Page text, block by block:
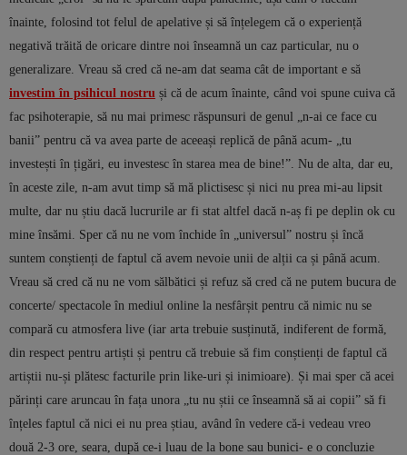
înainte, folosind tot felul de apelative și să înțelegem că o experiență
negativă trăită de oricare dintre noi înseamnă un caz particular, nu o
generalizare. Vreau să cred că ne-am dat seama cât de important e să
investim în psihicul nostru și că de acum înainte, când voi spune cuiva că
fac psihoterapie, să nu mai primesc răspunsuri de genul „n-ai ce face cu
banii” pentru că va avea parte de aceeași replică de până acum- „tu
investești în țigări, eu investesc în starea mea de bine!”. Nu de alta, dar eu,
în aceste zile, n-am avut timp să mă plictisesc și nici nu prea mi-au lipsit
multe, dar nu știu dacă lucrurile ar fi stat altfel dacă n-aș fi pe deplin ok cu
mine însămi. Sper că nu ne vom închide în „universul” nostru și încă
suntem conștienți de faptul că avem nevoie unii de alții ca și până acum.
Vreau să cred că nu ne vom sălbătici și refuz să cred că ne putem bucura de
concerte/ spectacole în mediul online la nesfârșit pentru că nimic nu se
compară cu atmosfera live (iar arta trebuie susținută, indiferent de formă,
din respect pentru artiști și pentru că trebuie să fim conștienți de faptul că
artiștii nu-și plătesc facturile prin like-uri și inimioare). Și mai sper că acei
părinți care aruncau în fața unora „tu nu știi ce înseamnă să ai copii” să fi
înțeles faptul că nici ei nu prea știau, având în vedere că-i vedeau vreo
două 2-3 ore, seara, după ce-i luau de la bone sau bunici- e o concluzie